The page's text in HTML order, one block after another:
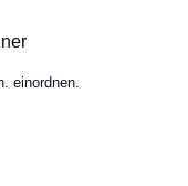
einordnen.